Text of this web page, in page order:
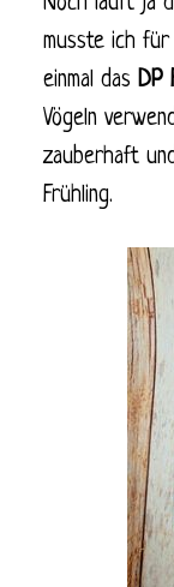
musste ich für
einmal das DP
Vögeln
zauberhaft
Frühling.